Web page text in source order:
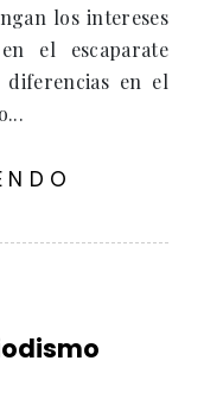
los intereses
el escaparate
diferencias en el